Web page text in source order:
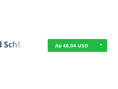
Ab 46,04 USD